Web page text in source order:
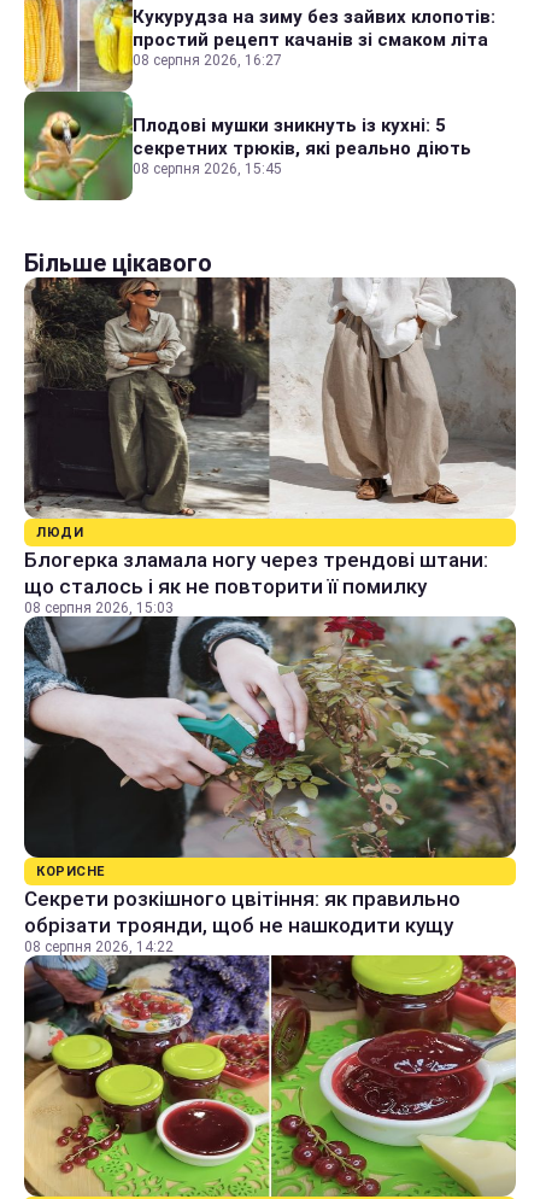
Кукурудза на зиму без зайвих клопотів:
простий рецепт качанів зі смаком літа
08 серпня 2026, 16:27
Плодові мушки зникнуть із кухні: 5
секретних трюків, які реально діють
08 серпня 2026, 15:45
Більше цікавого
ЛЮДИ
Блогерка зламала ногу через трендові штани:
що сталось і як не повторити її помилку
08 серпня 2026, 15:03
КОРИСНЕ
Секрети розкішного цвітіння: як правильно
обрізати троянди, щоб не нашкодити кущу
08 серпня 2026, 14:22